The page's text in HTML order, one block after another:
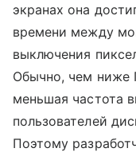
экранах она
времени между
выключения
Обычно, чем ниже
меньшая частота
пользователей
Поэтому